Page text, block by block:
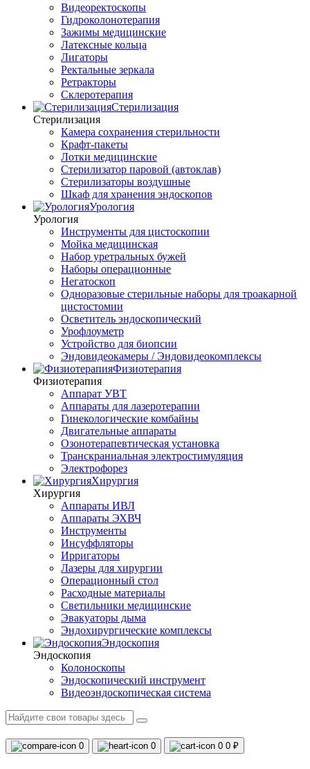
Видеоректоскопы
Гидроколонотерапия
Зажимы медицинские
Латексные кольца
Лигаторы
Ректальные зеркала
Ретракторы
Склеротерапия
Стерилизация
Стерилизация
Камера сохранения стерильности
Крафт-пакеты
Лотки медицинские
Стерилизатор паровой (автоклав)
Стерилизаторы воздушные
Шкаф для хранения эндоскопов
Урология
Урология
Инструменты для цистоскопии
Мойка медицинская
Набор уретральных бужей
Наборы операционные
Негатоскоп
Одноразовые стерильные наборы для троакарной
цистостомии
Осветитель эндоскопический
Урофлоуметр
Устройство для биопсии
Эндовидеокамеры / Эндовидеокомплексы
Физиотерапия
Физиотерапия
Аппарат УВТ
Аппараты для лазеротерапии
Гинекологические комбайны
Двигательные аппараты
Озонотерапевтическая установка
Транскраниальная электростимуляция
Электрофорез
Хирургия
Хирургия
Аппараты ИВЛ
Аппараты ЭХВЧ
Инструменты
Инсуффляторы
Ирригаторы
Лазеры для хирургии
Операционный стол
Расходные материалы
Светильники медицинские
Эвакуаторы дыма
Эндохирургические комплексы
Эндоскопия
Эндоскопия
Колоноскопы
Эндоскопический инструмент
Видеоэндоскопическая система
0 0 0 0 ₽